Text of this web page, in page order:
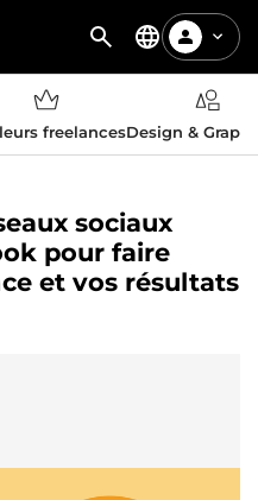
freelancesDesign &
sociaux
pour faire
et vos résultats